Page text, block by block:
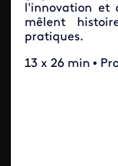
l'innovation et
mêlent
pratiques.
13 x 26 min •